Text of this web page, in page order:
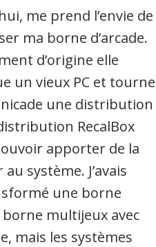
me prend l’envie de
ma borne d’arcade.
d’origine elle
un vieux PC et tourne
une distribution
RecalBox
apporter de la
système. J’avais
une borne
multijeux avec
mais les systèmes